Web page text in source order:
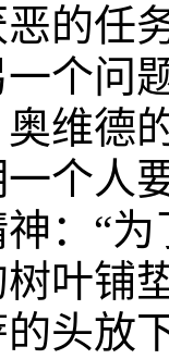
的任
个问
维德
个人
：“
叶铺
头放